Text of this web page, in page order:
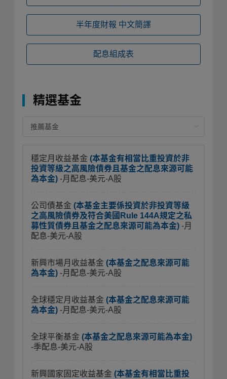
半年度財報 中文簡譯
配息組成表
精選基金
穩定月收益基金 (本基金有相當比重投資於非
投資等級之高風險債券且基金之配息來源可能
為本金) -月配息-美元-A股
公司債基金 (本基金主要係投資於非投資等級
之高風險債券及符合美國Rule 144A規定之私
募性質債券且基金之配息來源可能為本金) -月
配息-美元-A股
新興市場月收益基金 (本基金之配息來源可能
為本金) -月配息-美元-A股
全球穩定月收益基金 (本基金之配息來源可能
為本金) -月配息-美元-A股
全球平衡基金 (本基金之配息來源可能為本金)
-季配息-美元-A股
新興國家固定收益基金 (本基金有相當比重投